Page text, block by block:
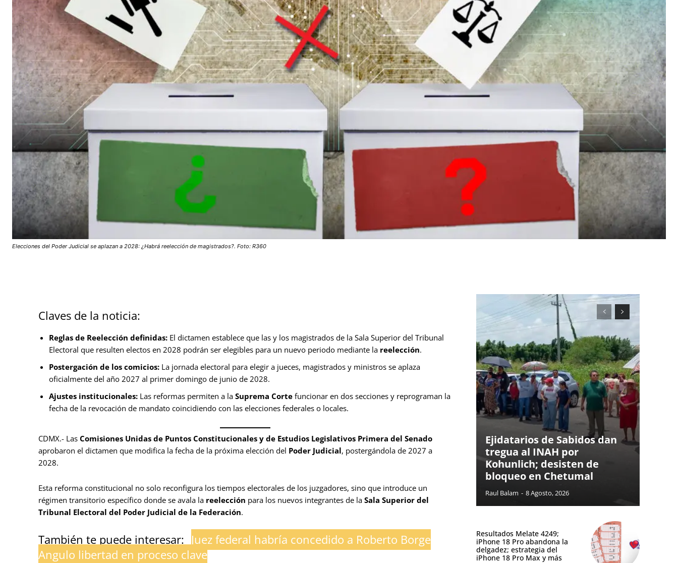
Elecciones del Poder Judicial se aplazan a 2028: ¿Habrá reelección de magistrados?. Foto: R360
Claves de la noticia:
Reglas de Reelección definidas: El dictamen establece que las y los magistrados de la Sala Superior del Tribunal
Electoral que resulten electos en 2028 podrán ser elegibles para un nuevo periodo mediante la reelección.
Postergación de los comicios: La jornada electoral para elegir a jueces, magistrados y ministros se aplaza
oficialmente del año 2027 al primer domingo de junio de 2028.
Ajustes institucionales: Las reformas permiten a la Suprema Corte funcionar en dos secciones y reprograman la
fecha de la revocación de mandato coincidiendo con las elecciones federales o locales.
CDMX.- Las Comisiones Unidas de Puntos Constitucionales y de Estudios Legislativos Primera del Senado
aprobaron el dictamen que modifica la fecha de la próxima elección del Poder Judicial, postergándola de 2027 a
2028.
Esta reforma constitucional no solo reconfigura los tiempos electorales de los juzgadores, sino que introduce un
régimen transitorio específico donde se avala la reelección para los nuevos integrantes de la Sala Superior del
Tribunal Electoral del Poder Judicial de la Federación.
También te puede interesar: Juez federal habría concedido a Roberto Borge
Angulo libertad en proceso clave
Ejidatarios de Sabidos dan
tregua al INAH por
Kohunlich; desisten de
bloqueo en Chetumal
Raul Balam - 8 Agosto, 2026
Resultados Melate 4249;
iPhone 18 Pro abandona la
delgadez; estrategia del
iPhone 18 Pro Max y más